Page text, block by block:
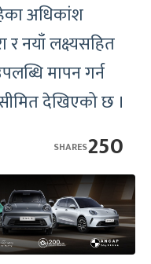
अधिकांश
र नयाँ लक्ष्यसहित
मापन गर्न
देखिएको छ ।
250
SHARES